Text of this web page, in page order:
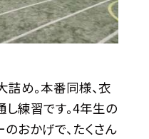
め。本番同様、衣
し練習です。4年生の
おかげで、たくさん